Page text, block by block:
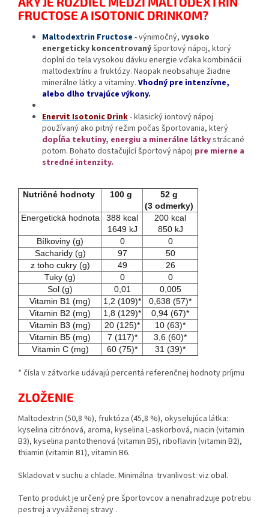
FRUCTOSE A ISOTONIC DRINKOM?
Maltodextrin Fructose - výnimočný, vysoko
energeticky koncentrovanýšportový nápoj, ktorý
doplní do tela vysokou dávku energie vďaka kombinácii
maltodextrínu a fruktózy. Naopak neobsahuje žiadne
minerálne látky a vitamíny. Vhodný pre intenzívne,
alebo dlho trvajúce výkony.
Enervit Isotonic Drink- klasický iontový nápoj
používaný ako pitný režim počas športovania, který
dopĺňa tekutiny, energiu a minerálne látkystrácané
potom. Bohato dostačující športový nápoj pre mierne a
stredné intenzity.
Nutričné hodnoty 100 g
52 g
(3 odmerky)
Energetická hodnota
388 kcal
1649 kJ
200 kcal
850 kJ
Bílkoviny (g)
0
0
Sacharidy (g)
97
50
z toho cukry (g)
49
26
Tuky (g)
0
0
Sol (g)
0,01
0,005
Vitamin B1 (mg)
1,2 (109)*
0,638 (57)*
Vitamin B2 (mg)
1,8 (129)*
0,94 (67)*
Vitamin B3 (mg)
20 (125)*
10 (63)*
Vitamin B5 (mg)
7 (117)*
3,6 (60)*
Vitamin C (mg)
60 (75)* 31 (39)*
* čísla v zátvorke udávajú percentá referenčnej hodnoty príjmu
ZLOŽENIE
Maltodextrin (50,8 %), fruktóza (45,8 %), okyselujúca látka:
kyselina citrónová, aroma, kyselina L-askorbová, niacin (vitamin
B3), kyselina pantothenová (vitamin B5), riboflavin (vitamin B2),
thiamin (vitamin B1), vitamin B6.
Skladovat v suchu a chlade. Minimálna trvanlivost: viz obal.
Tento produkt je určený pre športovcov a nenahradzuje potrebu
pestrej a vyváženej stravy .